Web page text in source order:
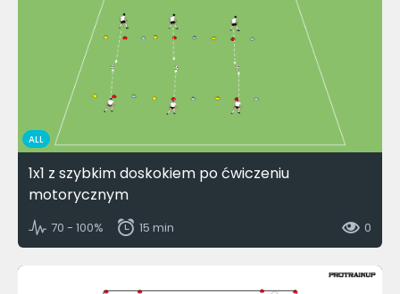
ALL
1x1 z szybkim doskokiem po ćwiczeniu
motorycznym
70 - 100% 15 min 0